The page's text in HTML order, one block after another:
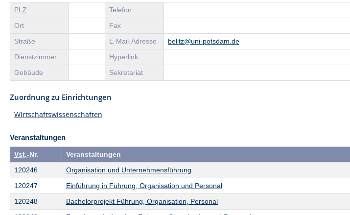
PLZ Telefon
Ort Fax
Straße E-Mail-Adresse belitz@uni-potsdam.de
Dienstzimmer Hyperlink
Gebäude Sekretariat
Zuordnung zu Einrichtungen
Wirtschaftswissenschaften
Veranstaltungen
Vst.-Nr. Veranstaltungen
120246 Organisation und Unternehmensführung
120247 Einführung in Führung, Organisation und Personal
120248 Bachelorprojekt Führung, Organisation, Personal